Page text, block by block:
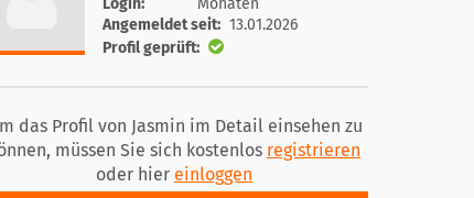
Login:
Monaten
Angemeldet seit: 13.01.2026
Profil geprüft:
das Profil von Jasmin im Detail einsehen zu
müssen Sie sich kostenlos registrieren
oder hier einloggen